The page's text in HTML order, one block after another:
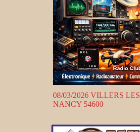
08/03/2026 VILLERS LES
NANCY 54600